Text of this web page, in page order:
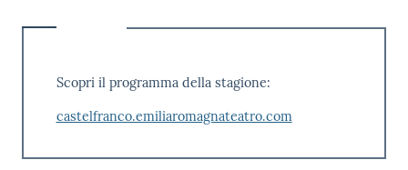
Scopri il programma della stagione:
castelfranco.emiliaromagnateatro.com